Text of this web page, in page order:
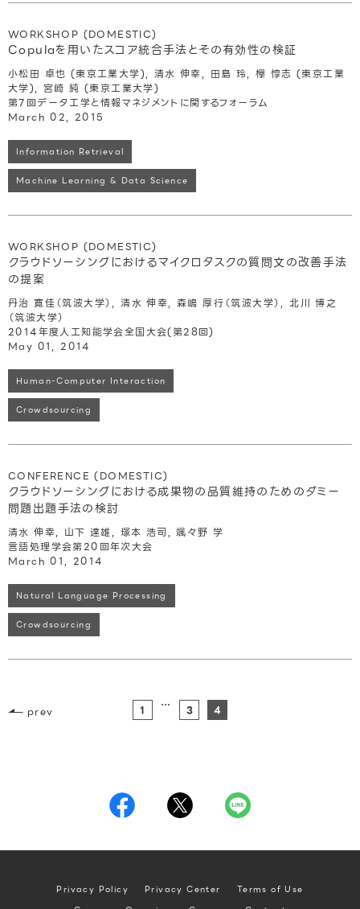
WORKSHOP (DOMESTIC)
Copulaを用いたスコア統合手法とその有効性の検証
小松田 卓也 (東京工業大学), 清水 伸幸, 田島 玲, 欅 惇志 (東京工業
大学), 宮崎 純 (東京工業大学)
第7回データ工学と情報マネジメントに関するフォーラム
March 02, 2015
Information Retrieval
Machine Learning & Data Science
WORKSHOP (DOMESTIC)
クラウドソーシングにおけるマイクロタスクの質問文の改善手法
の提案
丹治 寛佳（筑波大学）, 清水 伸幸, 森嶋 厚行（筑波大学）, 北川 博之
（筑波大学）
2014年度人工知能学会全国大会(第28回)
May 01, 2014
Human-Computer Interaction
Crowdsourcing
CONFERENCE (DOMESTIC)
クラウドソーシングにおける成果物の品質維持のためのダミー
問題出題手法の検討
清水 伸幸, 山下 達雄, 塚本 浩司, 颯々野 学
言語処理学会第20回年次大会
March 01, 2014
Natural Language Processing
Crowdsourcing
prev 1 … 3 4
Privacy Policy Privacy Center
Terms of Use